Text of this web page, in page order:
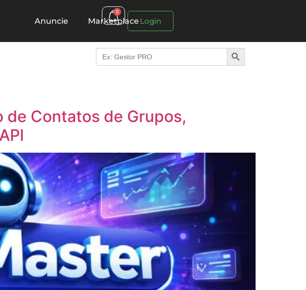
Anuncie Marketplace
0
Login
Search
for:
Search Button
de Contatos de Grupos,